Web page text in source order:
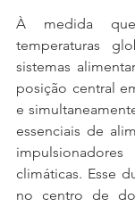
À medida
temperaturas
sistemas
posição central
e
essenciais de
climáticas. Esse
no centro de